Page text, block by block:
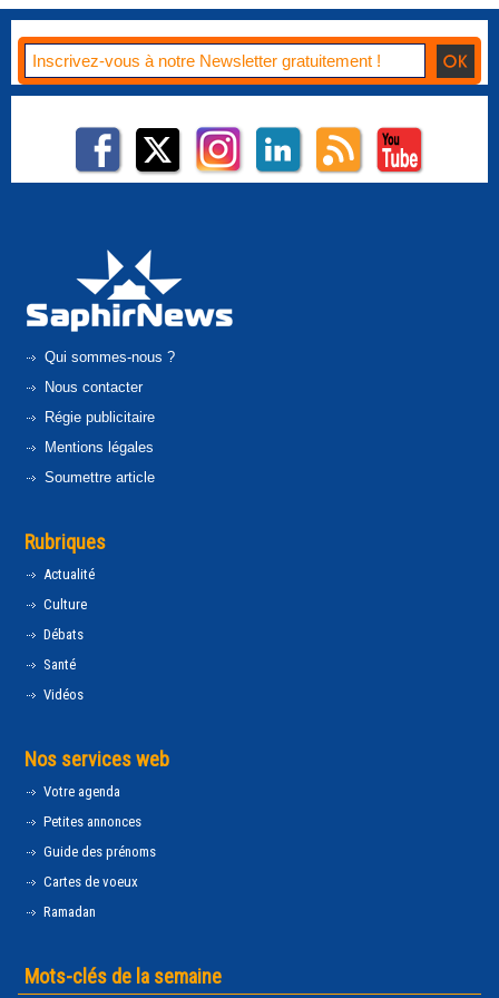
Qui sommes-nous ?
Nous contacter
Régie publicitaire
Mentions légales
Soumettre article
Rubriques
Actualité
Culture
Débats
Santé
Vidéos
Nos services web
Votre agenda
Petites annonces
Guide des prénoms
Cartes de voeux
Ramadan
Mots-clés de la semaine